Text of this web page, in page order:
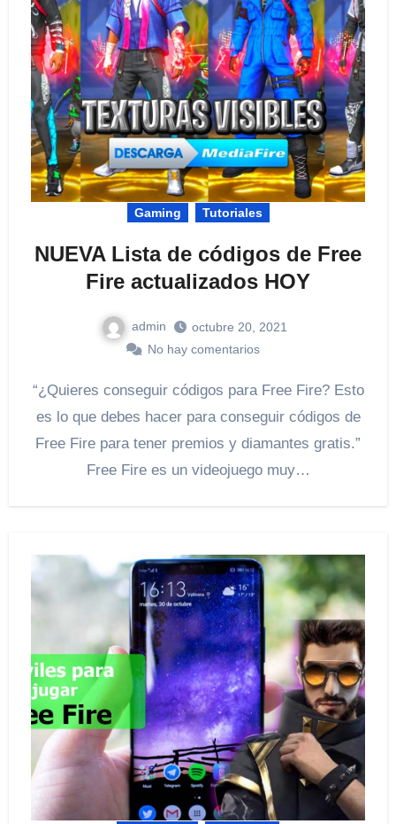
Gaming Tutoriales
NUEVA Lista de códigos de Free
Fire actualizados HOY
admin
octubre 20, 2021
No hay comentarios
“¿Quieres conseguir códigos para Free Fire? Esto
es lo que debes hacer para conseguir códigos de
Free Fire para tener premios y diamantes gratis.”
Free Fire es un videojuego muy…